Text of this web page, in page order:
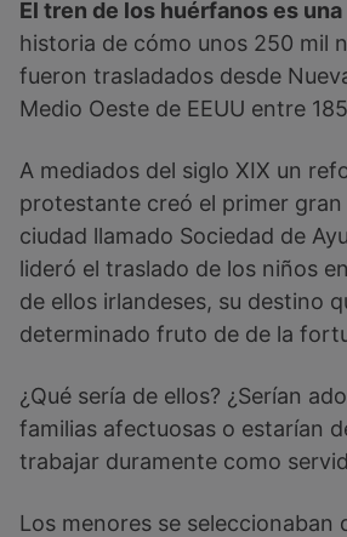
El tren de los huérfanos es una
historia de cómo unos 250 mil
fueron trasladados desde
Medio Oeste de EEUU entre
A mediados del siglo XIX un
protestante creó el primer
ciudad llamado Sociedad de
lideró el traslado de los niños
de ellos irlandeses, su destino
determinado fruto de de la
¿Qué sería de ellos? ¿Serían
familias afectuosas o estarían
trabajar duramente como
Los menores se seleccionaban